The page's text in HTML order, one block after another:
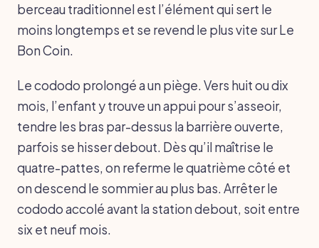
berceau traditionnel est l’élément qui sert le
moins longtemps et se revend le plus vite sur Le
Bon Coin.
Le cododo prolongé a un piège. Vers huit ou dix
mois, l’enfant y trouve un appui pour s’asseoir,
tendre les bras par-dessus la barrière ouverte,
parfois se hisser debout. Dès qu’il maîtrise le
quatre-pattes, on referme le quatrième côté et
on descend le sommier au plus bas. Arrêter le
cododo accolé avant la station debout, soit entre
six et neuf mois.